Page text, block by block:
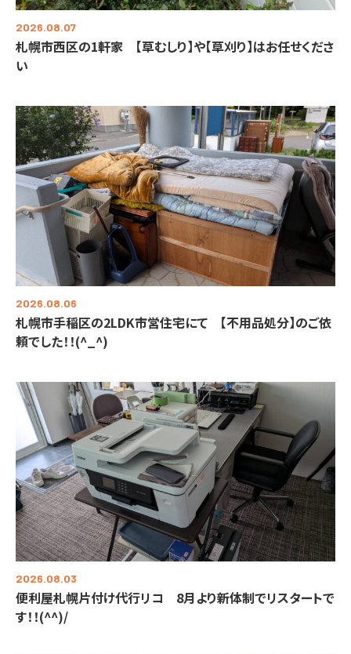
2026.08.07
札幌市西区の1軒家 【草むしり】や【草刈り】はお任せくださ
い
2026.08.06
札幌市手稲区の2LDK市営住宅にて 【不用品処分】のご依
頼でした！！(^_^)
2026.08.03
便利屋札幌片付け代行リコ 8月より新体制でリスタートで
す！！(^^)/